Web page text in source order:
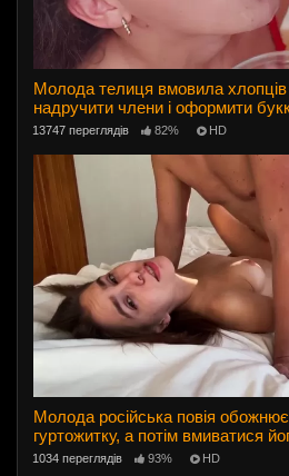
Молода телиця вмовила хлопців
надручити члени і оформити
13747 переглядів 82% HD
Молода російська повія
гуртожитку, а потім вмиватися
1034 переглядів 93% HD